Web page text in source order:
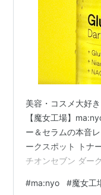
美容・コスメ大好
【魔女工場】
ー＆セラムの本音
ークスポット トナ
チオンセブン ダー
ンセブン ダークス
#ma:nyo #魔女工